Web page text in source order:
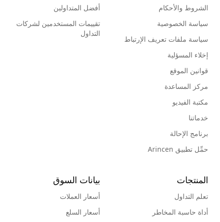
الشروط والأحكام
سياسة الخصوصية
سياسة ملفات تعريف الإرتباط
إخلاء المسؤلية
قوانين الموقع
مركز المساعدة
مكتبة الفيديو
خدماتنا
برنامج الإحالة
حمِّل تطبيق Arincen
أفضل المتداولين
تقييمات المستخدمين لشركات
التداول
المنتجات
تعلم التداول
أداة حاسبة المخاطر
بيانات السوق
أسعار العملات
أسعار السلع